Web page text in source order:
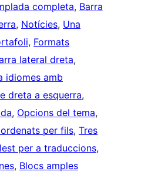
completa, Barra
, Notícies, Una
, Formats
lateral dreta
idiomes amb
dreta a esquerra
, Opcions del tema
per fils, Tres
per a traduccions
, Blocs amples